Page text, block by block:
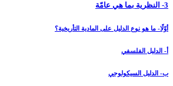
3- النظرية بما هي عامّة
أوّلًا- ما هو نوع الدليل على المادية التأريخية؟
أ- الدليل الفلسفي
ب- الدليل السيكولوجي